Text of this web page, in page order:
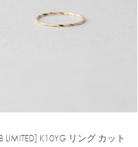
LIMITED] K10YG リング カット